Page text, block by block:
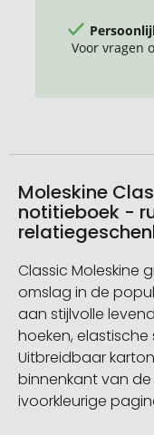
Voor vragen
Moleskine
notitieboek -
Classic Moleskine
omslag in de
aan stijlvolle
hoeken, elastische
Uitbreidbaar
binnenkant van
ivoorkleurige